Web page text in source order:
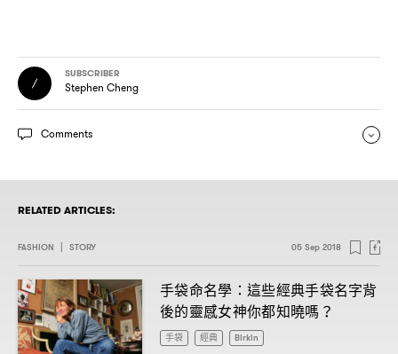
SUBSCRIBER
Stephen Cheng
Comments
RELATED ARTICLES:
FASHION | STORY 05 Sep 2018
手袋命名學 ： 這些經典手袋名字背
後的靈感女神你都知曉嗎 ？
手袋 經典 Birkin